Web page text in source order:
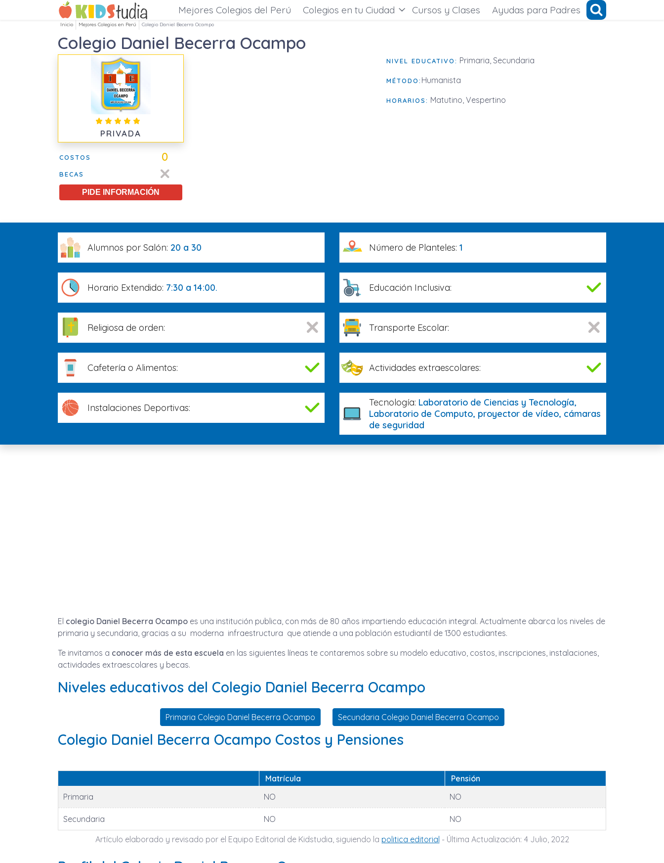
Mejores Colegios del Perú Colegios en tu Ciudad Cursos y Clases Ayudas para Padres
Inicio Mejores Colegios en Perú Colegio Daniel Becerra Ocampo
Colegio Daniel Becerra Ocampo
PRIVADA
COSTOS 0
BECAS
PIDE INFORMACIÓN
NIVEL EDUCATIVO: Primaria, Secundaria
MÉTODO: Humanista
HORARIOS: Matutino, Vespertino
Alumnos por Salón: 20 a 30 Número de Planteles: 1
Horario Extendido: 7:30 a 14:00. Educación Inclusiva:
Religiosa de orden: Transporte Escolar:
Cafetería o Alimentos: Actividades extraescolares:
Instalaciones Deportivas: Tecnología: Laboratorio de Ciencias y Tecnología,
Laboratorio de Computo, proyector de vídeo, cámaras
de seguridad
El colegio Daniel Becerra Ocampo es una institución publica, con más de 80 años impartiendo educación integral. Actualmente abarca los niveles de
primaria y secundaria, gracias a su moderna infraestructura que atiende a una población estudiantil de 1300 estudiantes.
Te invitamos a conocer más de esta escuela en las siguientes líneas te contaremos sobre su modelo educativo, costos, inscripciones, instalaciones,
actividades extraescolares y becas.
Niveles educativos del Colegio Daniel Becerra Ocampo
Primaria Colegio Daniel Becerra Ocampo Secundaria Colegio Daniel Becerra Ocampo
Colegio Daniel Becerra Ocampo Costos y Pensiones
Matrícula
Pensión
Primaria
NO NO
Secundaria NO NO
Artículo elaborado y revisado por el Equipo Editorial de Kidstudia, siguiendo la politica editorial - Última Actualización: 4 Julio, 2022